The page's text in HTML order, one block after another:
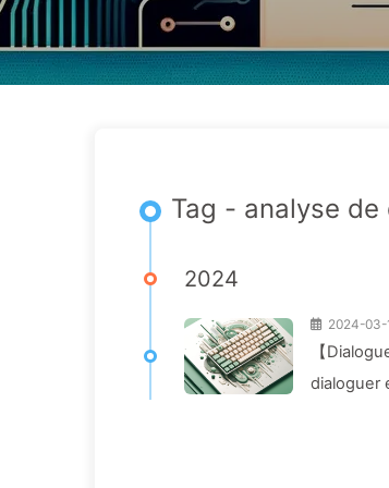
Tag - analyse de
2024
2024-03-
【
dialoguer